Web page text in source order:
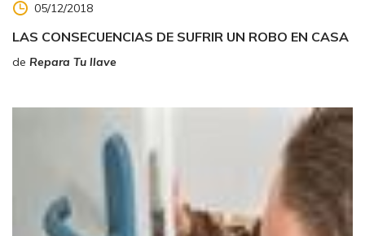
05/12/2018
LAS CONSECUENCIAS DE SUFRIR UN ROBO EN CASA
de Repara Tu llave